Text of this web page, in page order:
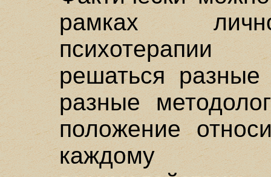
рамках
психотерапии
решаться
разные
положение
каждому